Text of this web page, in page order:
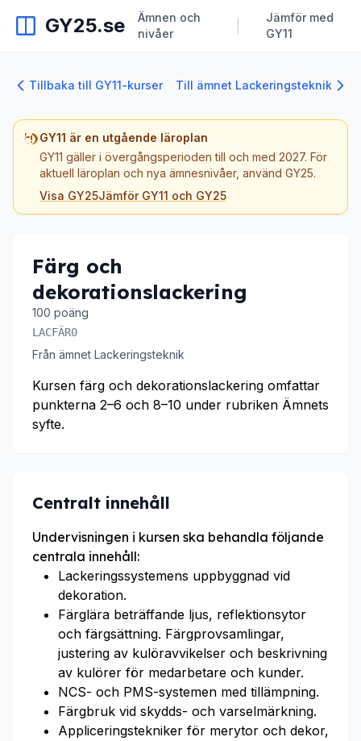
GY25.se
Ämnen och
nivåer
Jämför med
GY11
Tillbaka till GY11-kurser Till ämnet Lackeringsteknik
GY11 är en utgående läroplan
GY11 gäller i övergångsperioden till och med 2027. För
aktuell läroplan och nya ämnesnivåer, använd GY25.
Visa GY25Jämför GY11 och GY25
Färg och
dekorationslackering
100 poäng
LACFÄR0
Från ämnet Lackeringsteknik
Kursen färg och dekorationslackering omfattar
punkterna 2–6 och 8–10 under rubriken Ämnets
syfte.
Centralt innehåll
Undervisningen i kursen ska behandla följande
centrala innehåll:
Lackeringssystemens uppbyggnad vid
dekoration.
Färglära beträffande ljus, reflektionsytor
och färgsättning. Färgprovsamlingar,
justering av kulöravvikelser och beskrivning
av kulörer för medarbetare och kunder.
NCS- och PMS-systemen med tillämpning.
Färgbruk vid skydds- och varselmärkning.
Appliceringstekniker för merytor och dekor,